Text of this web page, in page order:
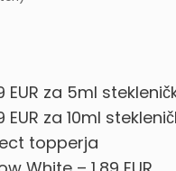
EUR za 5ml
EUR za 10ml
topperja